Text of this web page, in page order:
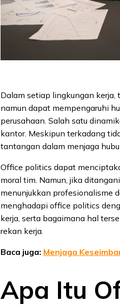
Dalam setiap lingkungan
namun dapat mempengaruhi
perusahaan. Salah satu
kantor. Meskipun terkadang
tantangan dalam menjaga
Office politics dapat
moral tim. Namun, jika
menunjukkan profesionalisme
menghadapi office politics
kerja, serta bagaimana hal
rekan kerja.
Baca juga: Menjaga
Apa Itu